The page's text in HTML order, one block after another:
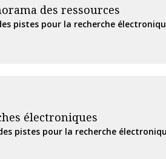
des ressources
pistes pour la recherche
électroniques
pistes pour la recherche